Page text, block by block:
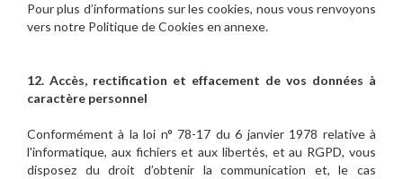
Pour plus d’informations sur les cookies, nous vous renvoyons
vers notre Politique de Cookies en annexe.
12. Accès, rectification et effacement de vos données à
caractère personnel
Conformément à la loi n° 78-17 du 6 janvier 1978 relative à
l'informatique, aux fichiers et aux libertés, et au RGPD, vous
disposez du droit d’obtenir la communication et, le cas